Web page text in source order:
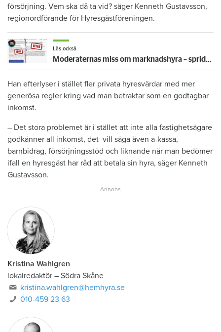
försörjning. Vem ska då ta vid? säger Kenneth Gustavsson,
regionordförande för Hyresgästföreningen.
Läs också
Moderaternas miss om marknadshyra – sprids som sanning av AI och stor ledarsida
Han efterlyser i stället fler privata hyresvärdar med mer
generösa regler kring vad man betraktar som en godtagbar
inkomst.
– Det stora problemet är i stället att inte alla fastighetsägare
godkänner all inkomst, det vill säga även a-kassa,
barnbidrag, försörjningsstöd och liknande när man bedömer
ifall en hyresgäst har råd att betala sin hyra, säger Kenneth
Gustavsson.
Kristina Wahlgren
lokalredaktör – Södra Skåne
kristina.wahlgren@hemhyra.se
010-459 23 63